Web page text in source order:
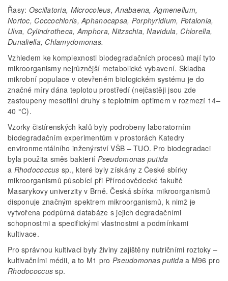
Řasy: Oscillatoria, Microcoleus, Anabaena, Agmenellum,
Nortoc, Coccochloris, Aphanocapsa, Porphyridium, Petalonia,
Ulva, Cylindrotheca, Amphora, Nitzschia, Navidula, Chlorella,
Dunaliella, Chlamydomonas.
Vzhledem ke komplexnosti biodegradačních procesů mají tyto
mikroorganismy nejrůznější metabolické vybavení. Skladba
mikrobní populace v otevřeném biologickém systému je do
značné míry dána teplotou prostředí (nejčastěji jsou zde
zastoupeny mesofilní druhy s teplotním optimem v rozmezí 14–
40 °C).
Vzorky čistírenských kalů byly podrobeny laboratorním
biodegradačním experimentům v prostorách Katedry
environmentálního inženýrství VŠB – TUO. Pro biodegradaci
byla použita směs bakterií Pseudomonas putida
a Rhodococcus sp., které byly získány z České sbírky
mikroorganismů působící při Přírodovědecké fakultě
Masarykovy univerzity v Brně. Česká sbírka mikroorganismů
disponuje značným spektrem mikroorganismů, k nimž je
vytvořena podpůrná databáze s jejich degradačními
schopnostmi a specifickými vlastnostmi a podmínkami
kultivace.
Pro správnou kultivaci byly živiny zajištěny nutričními roztoky –
kultivačními médii, a to M1 pro Pseudomonas putida a M96 pro
Rhodococcussp.